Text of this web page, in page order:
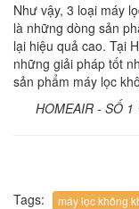
Như vậy, 3 loại máy
là những dòng sản
lại hiệu quả cao. Tại
những giải pháp tốt
sản phẩm máy lọc
HOMEAIR - SỐ 1
Tags: máy lọc không